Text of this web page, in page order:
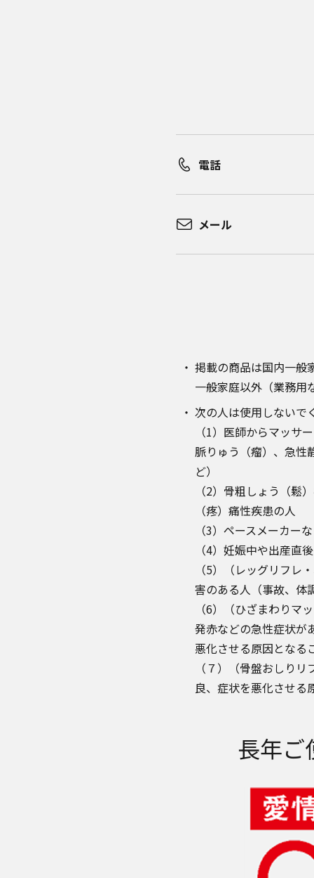
電話
メール
掲載の商品は国内一般
一般家庭以外（業務用
次の人は使用しないで
（1）医師からマッサ
脈りゅう（瘤）、急性
ど）
（2）骨粗しょう（鬆
（疼）痛性疾患の人
（3）ペースメーカー
（4）妊娠中や出産直
（5）（レッグリフレ
害のある人（事故、体
（6）（ひざまわりマ
発赤などの急性症状が
悪化させる原因となる
（７）（骨盤おしり
良、症状を悪化させる
長年ご